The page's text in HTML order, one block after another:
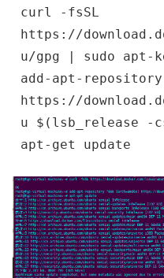
curl -fsSL
https://
u/gpg | sudo apt-
add-apt-repository
https://
u $(lsb_release -
apt-get update